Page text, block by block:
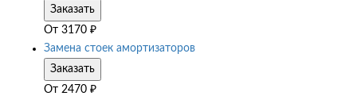
Заказать
От 3170 ₽
Замена стоек амортизаторов
Заказать
От 2470 ₽